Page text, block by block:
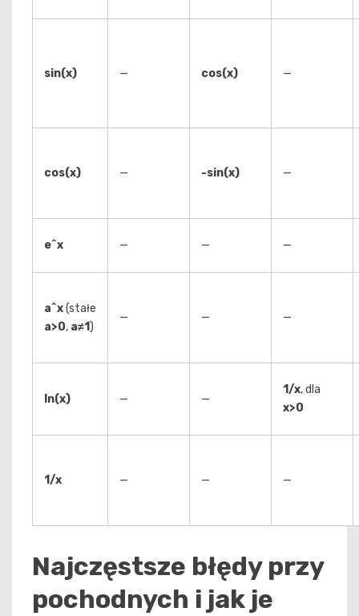
sin(x) — cos(x) —
cos(x) — -sin(x) —
e^x — — —
a^x(stałe
a>0, a≠1 )
— — —
ln(x) — —
1/x, dla
x>0
1/x — — —
Najczęstsze błędy przy
pochodnych i jak je